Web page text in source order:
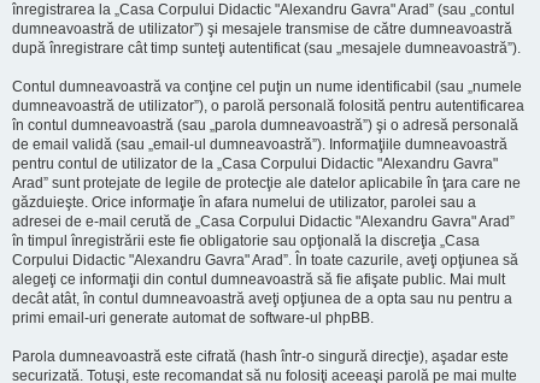
înregistrarea la „Casa Corpului Didactic "Alexandru Gavra" Arad” (sau „contul
dumneavoastră de utilizator”) şi mesajele transmise de către dumneavoastră
după înregistrare cât timp sunteţi autentificat (sau „mesajele dumneavoastră”).
Contul dumneavoastră va conţine cel puţin un nume identificabil (sau „numele
dumneavoastră de utilizator”), o parolă personală folosită pentru autentificarea
în contul dumneavoastră (sau „parola dumneavoastră”) şi o adresă personală
de email validă (sau „email-ul dumneavoastră”). Informaţiile dumneavoastră
pentru contul de utilizator de la „Casa Corpului Didactic "Alexandru Gavra"
Arad” sunt protejate de legile de protecţie ale datelor aplicabile în ţara care ne
găzduieşte. Orice informaţie în afara numelui de utilizator, parolei sau a
adresei de e-mail cerută de „Casa Corpului Didactic "Alexandru Gavra" Arad”
în timpul înregistrării este fie obligatorie sau opţională la discreţia „Casa
Corpului Didactic "Alexandru Gavra" Arad”. În toate cazurile, aveţi opţiunea să
alegeţi ce informaţii din contul dumneavoastră să fie afişate public. Mai mult
decât atât, în contul dumneavoastră aveţi opţiunea de a opta sau nu pentru a
primi email-uri generate automat de software-ul phpBB.
Parola dumneavoastră este cifrată (hash într-o singură direcţie), aşadar este
securizată. Totuşi, este recomandat să nu folosiţi aceeaşi parolă pe mai multe